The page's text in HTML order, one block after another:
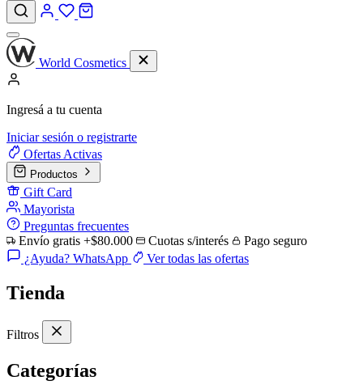
World Cosmetics
Ingresá a tu cuenta
Iniciar sesión o registrarte
Ofertas Activas
Productos
Gift Card
Mayorista
Preguntas frecuentes
Envío gratis +$80.000
Cuotas s/interés
Pago seguro
¿Ayuda? WhatsApp
Ver todas las ofertas
Tienda
Filtros
Categorías